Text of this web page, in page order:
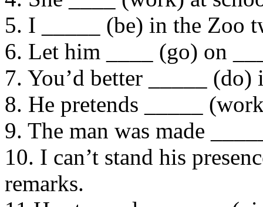
5. I _____ (be) in the Zoo
6. Let him ____ (go) on
7. You’d better _____ (do)
8. He pretends _____
9. The man was made
10. I can’t stand his
remarks.